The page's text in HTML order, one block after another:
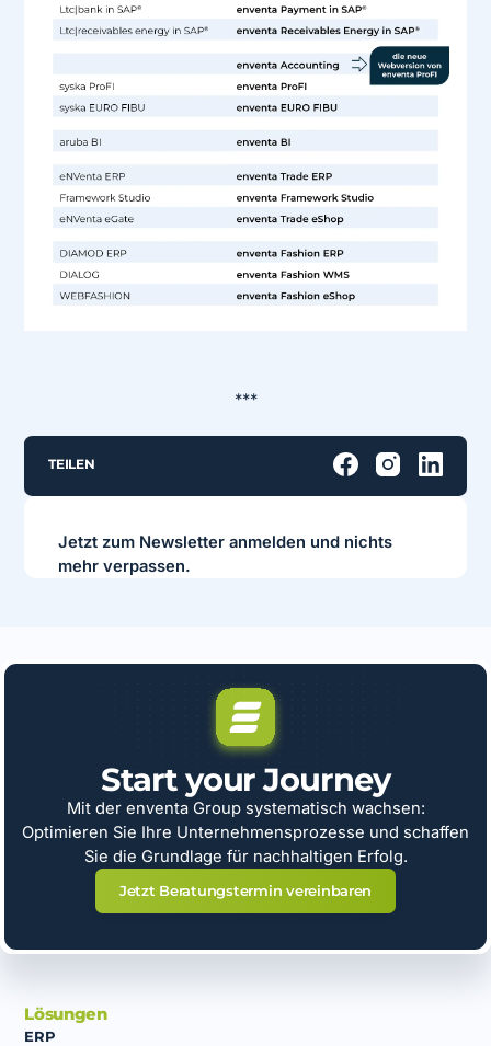
***
TEILEN
Jetzt zum Newsletter anmelden und nichts
mehr verpassen.
Start your Journey
Mit der enventa Group systematisch wachsen:
Optimieren Sie Ihre Unternehmensprozesse und schaffen
Sie die Grundlage für nachhaltigen Erfolg.
Jetzt Beratungstermin vereinbaren
Lösungen
ERP